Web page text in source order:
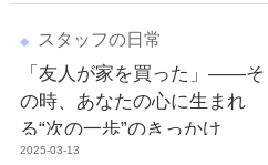
スタッフの日常
「友人が家を買った」――そ
の時、あなたの心に生まれ
る“次の一歩”のきっかけ
2025-03-13